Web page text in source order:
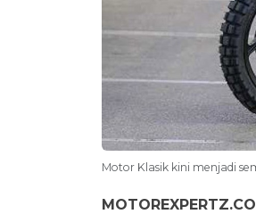
Motor Klasik kini menjadi